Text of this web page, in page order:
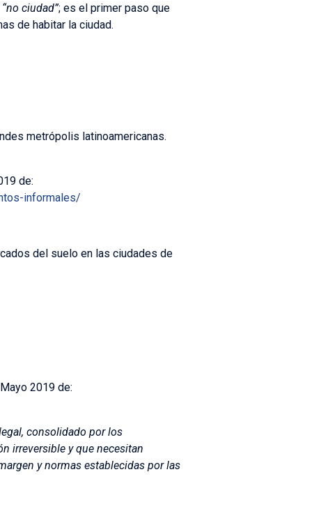
ciudad”; es el primer paso que
de habitar la ciudad.
metrópolis latinoamericanas.
de:
informales/
del suelo en las ciudades de
2019 de:
consolidado por los
irreversible y que necesitan
y normas establecidas por las